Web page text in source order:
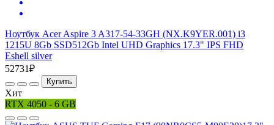
Ноутбук Acer Aspire 3 A317-54-33GH (NX.K9YER.001) i3
1215U 8Gb SSD512Gb Intel UHD Graphics 17.3" IPS FHD
Eshell silver
52731₽
Купить
Хит
RTX 4050 - 6 GB